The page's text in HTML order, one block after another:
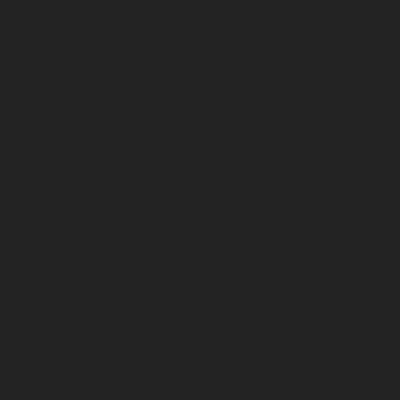
care susțin creativitatea și profesionalismul
baze, topuri și produse auxiliare pentru manichiură.